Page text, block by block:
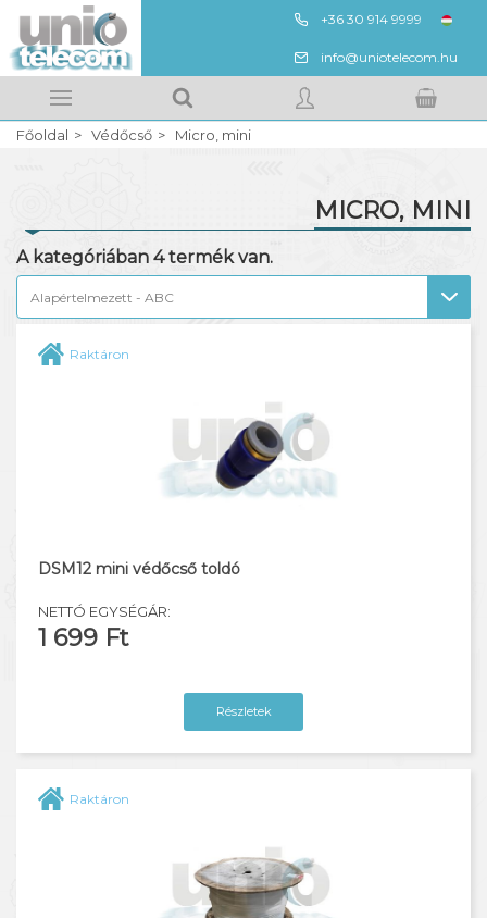
+36 30 914 9999
ENG
info@uniotelecom.hu
Kosarad tartalma
Főoldal Védőcső Micro, mini
MICRO, MINI
Gégecső
PE
PVC
A kategóriában 4termék van.
Raktáron
DSM12 mini védőcső toldó
NETTÓ EGYSÉGÁR:
1 699 Ft
Részletek
Raktáron